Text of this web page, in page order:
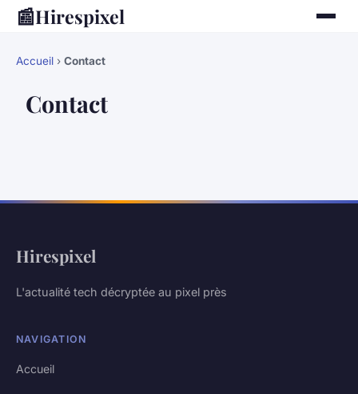
📰Hirespixel
Accueil › Contact
Contact
Hirespixel
L'actualité tech décryptée au pixel près
NAVIGATION
Accueil